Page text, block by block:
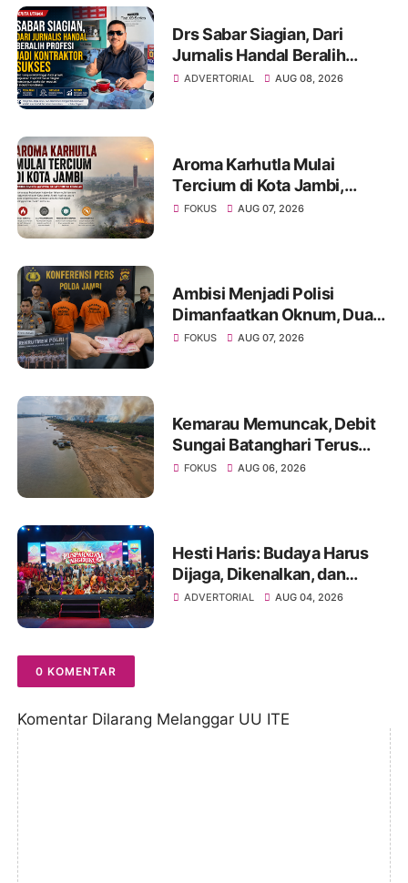
Drs Sabar Siagian, Dari
Jurnalis Handal Beralih
Profesi Jadi Kontraktor
ADVERTORIAL AUG 08, 2026
Aroma Karhutla Mulai
Tercium di Kota Jambi,
Warga Diminta Waspada
FOKUS AUG 07, 2026
Ambisi Menjadi Polisi
Dimanfaatkan Oknum, Dua
Anggota Polda Jambi Diduga
FOKUS AUG 07, 2026
Kemarau Memuncak, Debit
Sungai Batanghari Terus
Menyusut, Jambi Hadapi
FOKUS AUG 06, 2026
Hesti Haris: Budaya Harus
Dijaga, Dikenalkan, dan
Diwariskan
ADVERTORIAL AUG 04, 2026
0 KOMENTAR
Komentar Dilarang Melanggar UU ITE